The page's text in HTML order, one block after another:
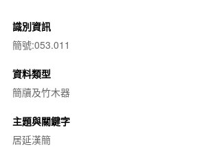
識別資訊
簡號:053.011
資料類型
簡牘及竹木器
主題與關鍵字
居延漢簡